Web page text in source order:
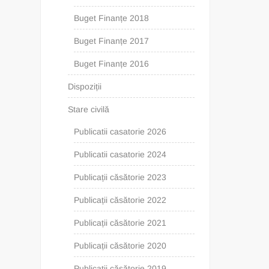
Buget Finanțe 2018
Buget Finanțe 2017
Buget Finanțe 2016
Dispoziții
Stare civilă
Publicatii casatorie 2026
Publicatii casatorie 2024
Publicații căsătorie 2023
Publicații căsătorie 2022
Publicații căsătorie 2021
Publicații căsătorie 2020